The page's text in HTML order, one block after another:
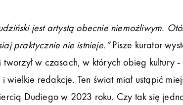
jest artystą obecnie niemożliwym.
praktycznie nie istnieje.”Pisze kurator
tworzył w czasach, w których obieg kultury
wielkie redakcje. Ten świat miał ustąpić
Dudiego w 2023 roku. Czy tak się